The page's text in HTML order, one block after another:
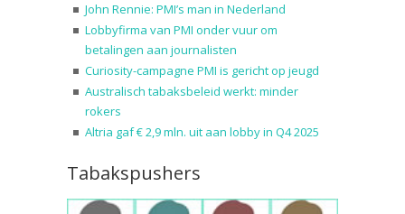
John Rennie: PMI’s man in Nederland
Lobbyfirma van PMI onder vuur om
betalingen aan journalisten
Curiosity-campagne PMI is gericht op jeugd
Australisch tabaksbeleid werkt: minder
rokers
Altria gaf € 2,9 mln. uit aan lobby in Q4 2025
Tabakspushers